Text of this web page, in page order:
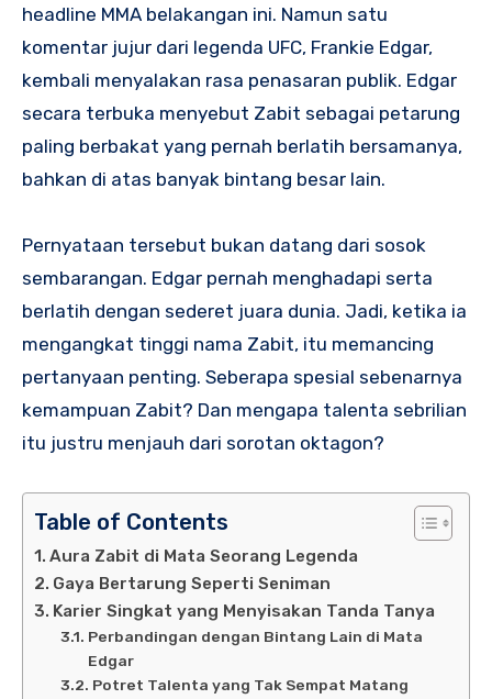
headline MMA belakangan ini. Namun satu
komentar jujur dari legenda UFC, Frankie Edgar,
kembali menyalakan rasa penasaran publik. Edgar
secara terbuka menyebut Zabit sebagai petarung
paling berbakat yang pernah berlatih bersamanya,
bahkan di atas banyak bintang besar lain.
Pernyataan tersebut bukan datang dari sosok
sembarangan. Edgar pernah menghadapi serta
berlatih dengan sederet juara dunia. Jadi, ketika ia
mengangkat tinggi nama Zabit, itu memancing
pertanyaan penting. Seberapa spesial sebenarnya
kemampuan Zabit? Dan mengapa talenta sebrilian
itu justru menjauh dari sorotan oktagon?
Table of Contents
Aura Zabit di Mata Seorang Legenda
Gaya Bertarung Seperti Seniman
Karier Singkat yang Menyisakan Tanda Tanya
Perbandingan dengan Bintang Lain di Mata
Edgar
Potret Talenta yang Tak Sempat Matang